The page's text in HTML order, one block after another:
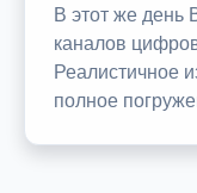
В этот же день
каналов
Реалистичное
полное